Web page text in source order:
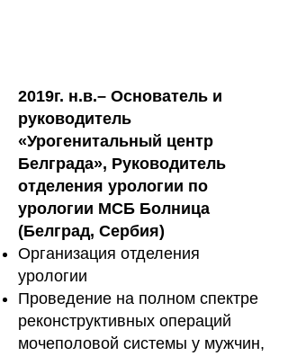
2019г. н.в.– Основатель и
руководитель
«Урогенитальный центр
Белграда», Руководитель
отделения урологии по
урологии МСБ Болница
(Белград, Сербия)
Организация отделения
урологии
Проведение на полном спектре
реконструктивных операций
мочеполовой системы у мужчин,